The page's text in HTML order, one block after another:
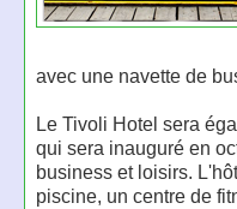
avec une navette de
Le Tivoli Hotel sera
qui sera inauguré en
business et loisirs.
piscine, un centre de